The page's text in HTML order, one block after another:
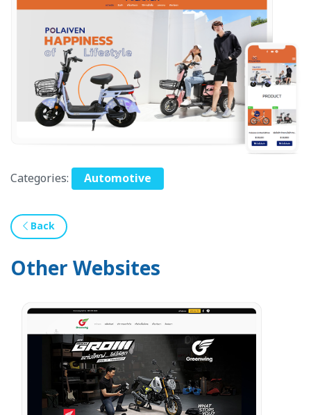
Categories: Automotive
Back
Other Websites